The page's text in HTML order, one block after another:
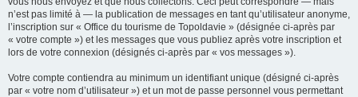
n’est pas limité à — la publication de messages en tant qu’utilisateur anonyme,
l’inscription sur « Office du tourisme de Topoldavie » (désignée ci-après par
« votre compte ») et les messages que vous publiez après votre inscription et
lors de votre connexion (désignés ci-après par « vos messages »).
Votre compte contiendra au minimum un identifiant unique (désigné ci-après
par « votre nom d’utilisateur ») et un mot de passe personnel vous permettant